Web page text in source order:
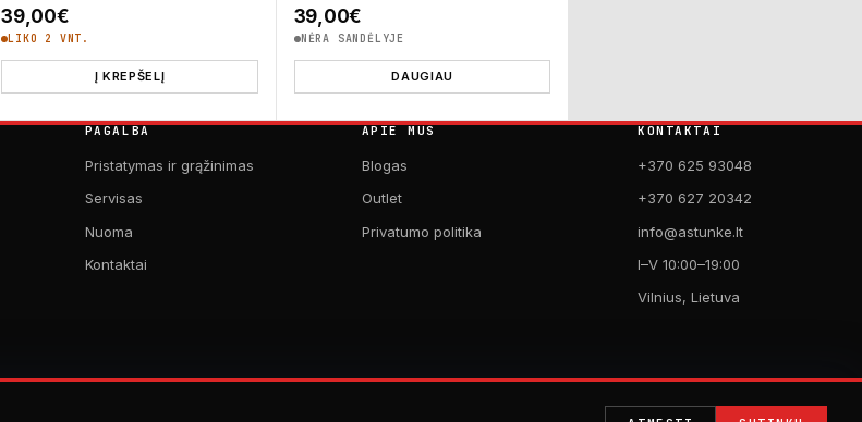
39,00€
LIKO 2 VNT.
Į KREPŠELĮ
39,00€
NĖRA SANDĖLYJE
DAUGIAU
PAGALBA
Pristatymas ir grąžinimas
Servisas
Nuoma
Kontaktai
APIE MUS
Blogas
Outlet
Privatumo politika
KONTAKTAI
+370 625 93048
+370 627 20342
info@astunke.lt
I–V 10:00–19:00
Vilnius, Lietuva